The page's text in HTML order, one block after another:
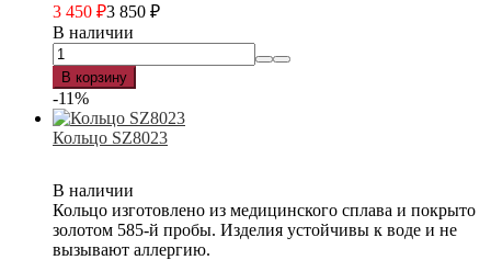
3 450 ₽3 850 ₽
В наличии
В корзину
-11%
Кольцо SZ8023
В наличии
Кольцо изготовлено из медицинского сплава и покрыто
золотом 585-й пробы. Изделия устойчивы к воде и не
вызывают аллергию.